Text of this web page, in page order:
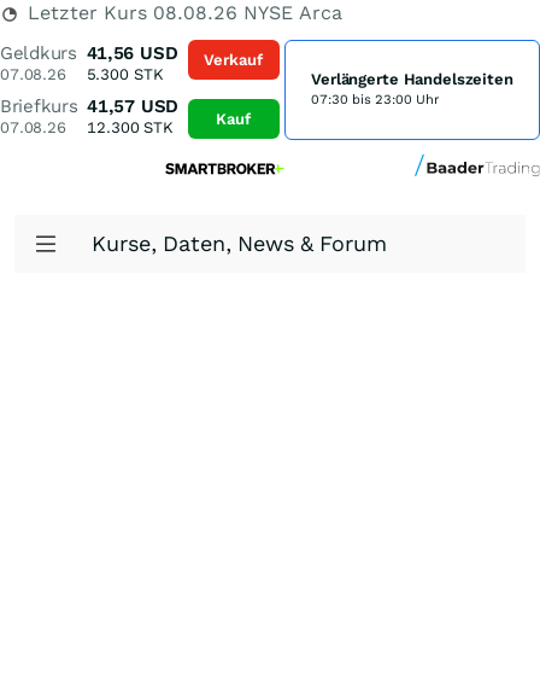
Letzter Kurs 08.08.26 NYSE Arca
Geldkurs
07.08.26
41,56 USD
5.300STK
Briefkurs
07.08.26
41,57 USD
12.300STK
Verkauf
Kauf
Verlängerte Handelszeiten
07:30 bis 23:00 Uhr
Kurse, Daten, News & Forum